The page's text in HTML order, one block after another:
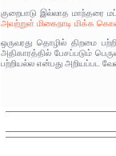
குறைபாடு இல்லாத மாந்தரை
அவற்றுள் மிகைநாடி மிக்க
ஒருவரது தொழில் திறமை
அதிகாரத்தில் பேசப்படும்
பற்றியல்ல என்பது அறியப்பட